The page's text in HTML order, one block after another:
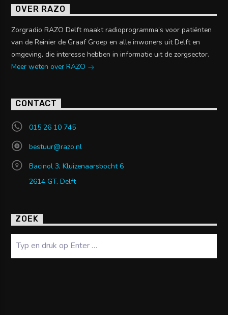
OVER RAZO
Zorgradio RAZO Delft maakt radioprogramma’s voor patiënten
van de Reinier de Graaf Groep en alle inwoners uit Delft en
omgeving, die interesse hebben in informatie uit de zorgsector.
Meer weten over RAZO
CONTACT
015 26 10 745
bestuur@razo.nl
Bacinol 3, Kluizenaarsbocht 6
2614 GT, Delft
ZOEK